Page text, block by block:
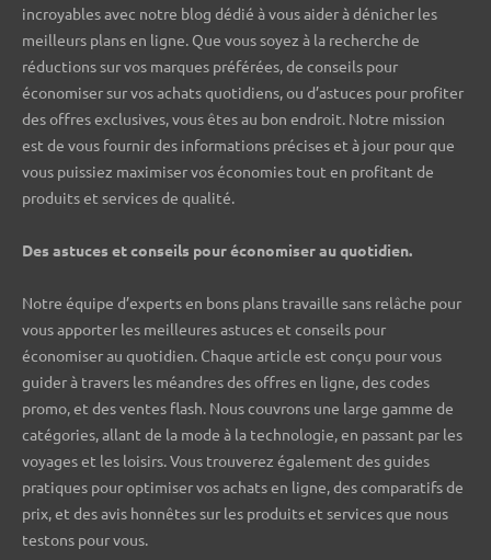
incroyables avec notre blog dédié à vous aider à dénicher les
meilleurs plans en ligne. Que vous soyez à la recherche de
réductions sur vos marques préférées, de conseils pour
économiser sur vos achats quotidiens, ou d’astuces pour profiter
des offres exclusives, vous êtes au bon endroit. Notre mission
est de vous fournir des informations précises et à jour pour que
vous puissiez maximiser vos économies tout en profitant de
produits et services de qualité.
Des astuces et conseils pour économiser au quotidien.
Notre équipe d’experts en bons plans travaille sans relâche pour
vous apporter les meilleures astuces et conseils pour
économiser au quotidien. Chaque article est conçu pour vous
guider à travers les méandres des offres en ligne, des codes
promo, et des ventes flash. Nous couvrons une large gamme de
catégories, allant de la mode à la technologie, en passant par les
voyages et les loisirs. Vous trouverez également des guides
pratiques pour optimiser vos achats en ligne, des comparatifs de
prix, et des avis honnêtes sur les produits et services que nous
testons pour vous.